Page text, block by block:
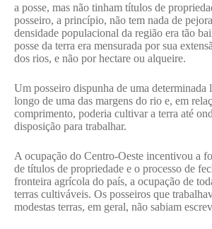
a posse, mas não tinham títulos de
posseiro, a princípio, não tem nada de
densidade populacional da região era tão
posse da terra era mensurada por sua
dos rios, e não por hectare ou alqueire.
Um posseiro dispunha de uma determinada
longo de uma das margens do rio e, em
comprimento, poderia cultivar a terra até
disposição para trabalhar.
A ocupação do Centro-Oeste incentivou a
de títulos de propriedade e o processo de
fronteira agrícola do país, a ocupação de
terras cultiváveis. Os posseiros que
modestas terras, em geral, não sabiam